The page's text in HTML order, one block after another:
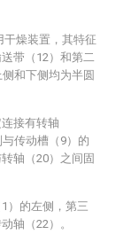
干燥装置，其特征
带（12）和第二
和下侧均为半圆
接有转轴
与传动槽（9）的
轴（20）之间固
）的左侧，第三
轴（22）。